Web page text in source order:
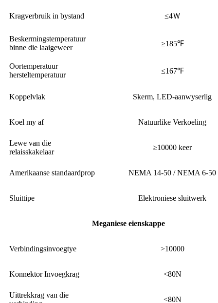
Kragverbruik in bystand ≤4Ｗ
Beskermingstemperatuur
binne die laaigeweer
≥185℉
Oortemperatuur
hersteltemperatuur
≤167℉
Koppelvlak Skerm, LED-aanwyserlig
Koel my af Natuurlike Verkoeling
Lewe van die
relaisskakelaar
≥10000 keer
Amerikaanse standaardprop NEMA 14-50 / NEMA 6-50
Sluittipe Elektroniese sluitwerk
Meganiese eienskappe
Verbindingsinvoegtye >10000
Konnektor Invoegkrag <80N
Uittrekkrag van die
<80N